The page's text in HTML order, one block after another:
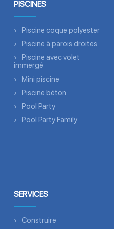
PISCINES
Piscine coque polyester
Piscine à parois droites
Piscine avec volet
immergé
Mini piscine
Piscine béton
Pool Party
Pool Party Family
SERVICES
Construire